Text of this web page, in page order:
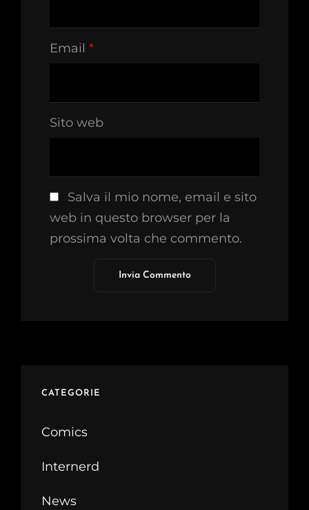
Email *
Sito web
Salva il mio nome, email e sito
web in questo browser per la
prossima volta che commento.
CATEGORIE
Comics
Internerd
News